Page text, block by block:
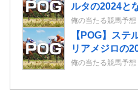
ルタの2024と
情報
俺の当たる競馬予想
【POG】ステ
リアメジロの
スの2歳情報
俺の当たる競馬予想